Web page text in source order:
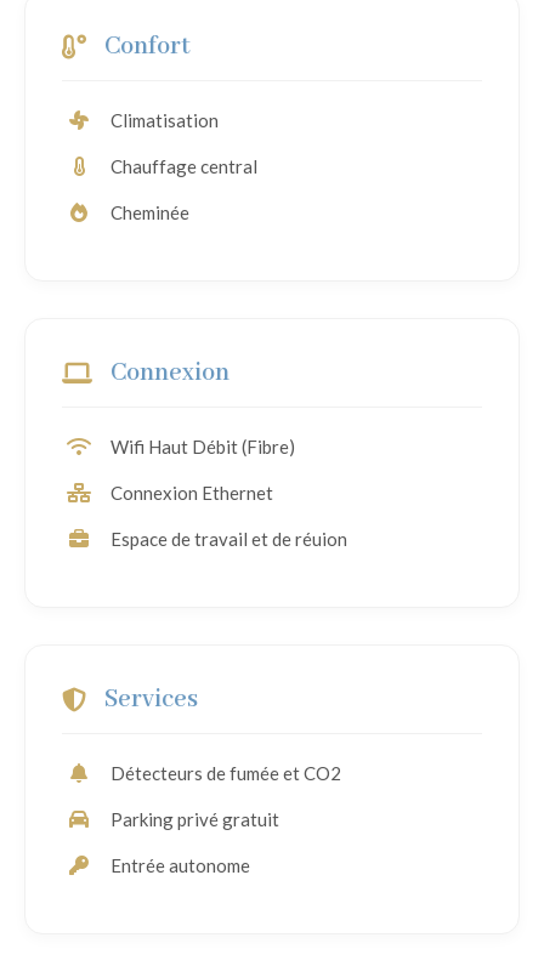
Confort
Climatisation
Chauffage central
Cheminée
Connexion
Wifi Haut Débit (Fibre)
Connexion Ethernet
Espace de travail et de réuion
Services
Détecteurs de fumée et CO2
Parking privé gratuit
Entrée autonome